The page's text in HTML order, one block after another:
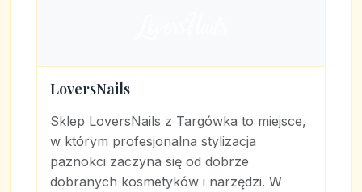
LoversNails
Sklep LoversNails z Targówka to miejsce,
w którym profesjonalna stylizacja
paznokci zaczyna się od dobrze
dobranych kosmetyków i narzędzi. W